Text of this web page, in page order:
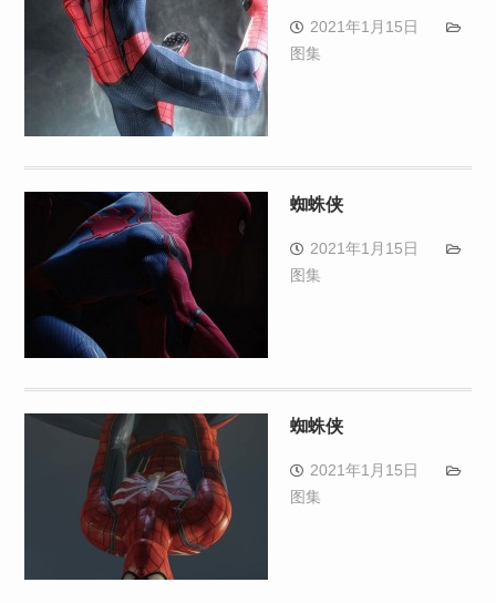
2021年1月15日
图集
蜘蛛侠
2021年1月15日
图集
蜘蛛侠
2021年1月15日
图集